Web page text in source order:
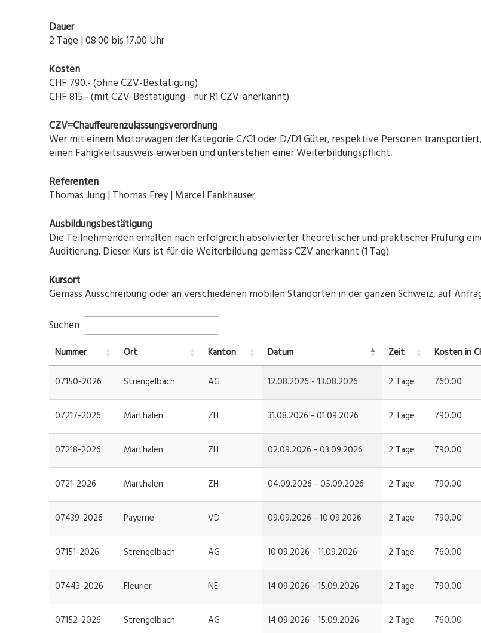
Dauer
2 Tage | 08.00 bis 17.00 Uhr
Kosten
CHF 790.- (ohne CZV-Bestätigung)
CHF 815.- (mit CZV-Bestätigung - nur R1 CZV-anerkannt)
CZV=Chauffeurenzulassungsverordnung
Wer mit einem Motorwagen der Kategorie C/C1 oder D/D1 Güter, respektive Personen
einen Fähigkeitsausweis erwerben und unterstehen einer Weiterbildungspflicht.
Referenten
Thomas Jung | Thomas Frey | Marcel Fankhauser
Ausbildungsbestätigung
Die Teilnehmenden erhalten nach erfolgreich absolvierter theoretischer und praktischer Prüfung
Auditierung. Dieser Kurs ist für die Weiterbildung gemäss CZV anerkannt (1 Tag).
Kursort
Gemäss Ausschreibung oder an verschiedenen mobilen Standorten in der ganzen Schweiz, auf
Suchen
Nummer Ort Kanton Datum Zeit Kosten in
07150-2026 Strengelbach AG 12.08.2026 - 13.08.2026 2 Tage 760.00
07217-2026 Marthalen ZH 31.08.2026 - 01.09.2026 2 Tage 790.00
07218-2026 Marthalen ZH 02.09.2026 - 03.09.2026 2 Tage 790.00
0721-2026 Marthalen ZH 04.09.2026 - 05.09.2026 2 Tage 790.00
07439-2026 Payerne VD 09.09.2026 - 10.09.2026 2 Tage 790.00
07151-2026 Strengelbach AG 10.09.2026 - 11.09.2026 2 Tage 760.00
07443-2026 Fleurier NE 14.09.2026 - 15.09.2026 2 Tage 790.00
07152-2026 Strengelbach AG 14.09.2026 - 15.09.2026 2 Tage 760.00